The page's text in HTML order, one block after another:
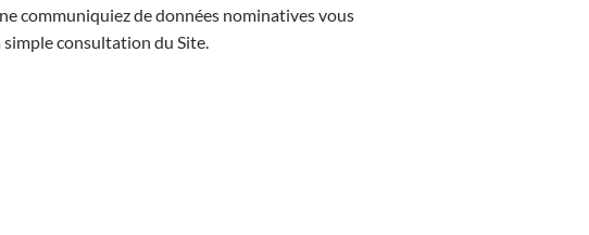
communiquiez de données nominatives vous
consultation du Site.